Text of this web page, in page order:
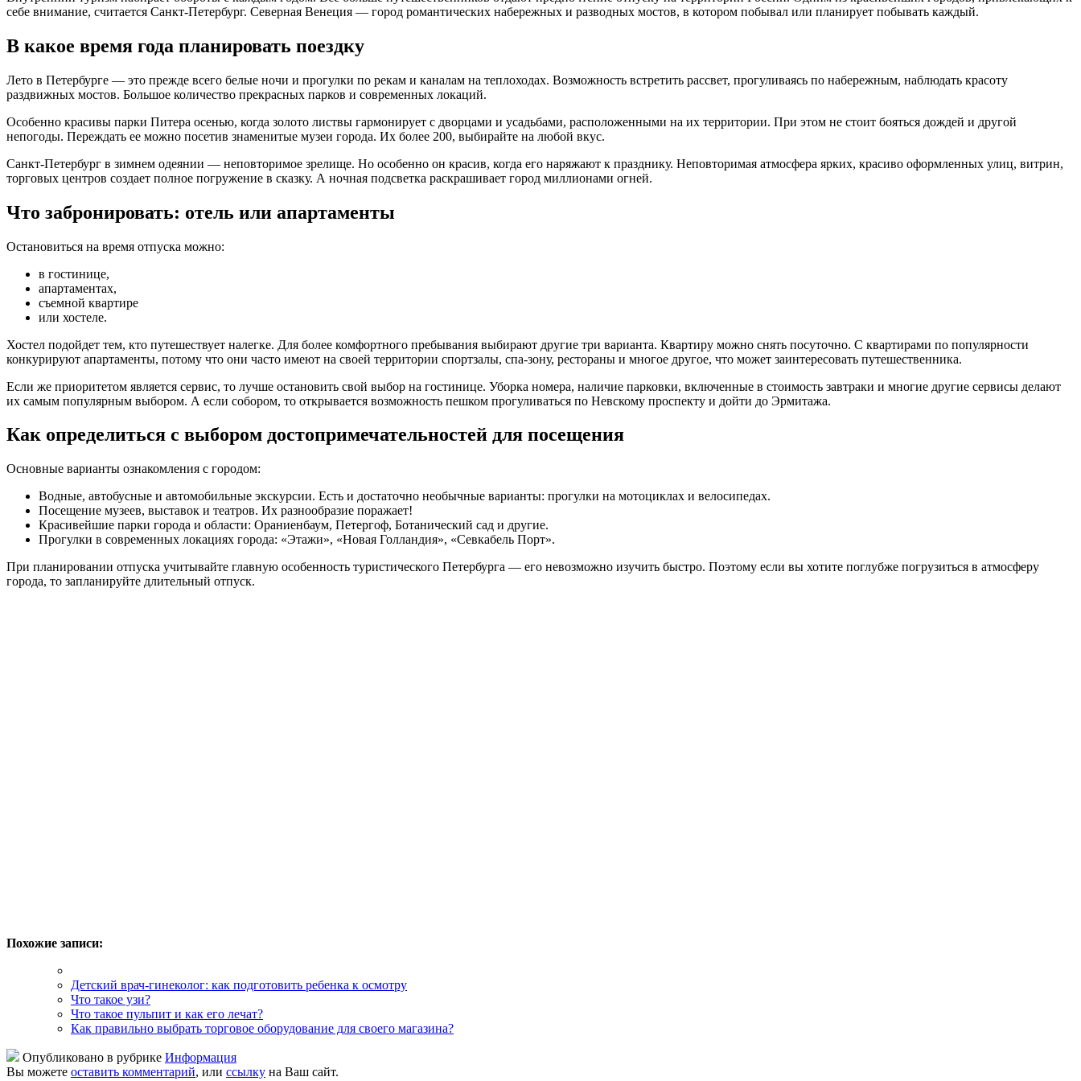
себе внимание, считается Санкт-Петербург. Северная Венеция — город романтических набережных и разводных мостов, в котором побывал или планирует побывать каждый.
В какое время года планировать поездку
Лето в Петербурге — это прежде всего белые ночи и прогулки по рекам и каналам на теплоходах. Возможность встретить рассвет, прогуливаясь по набережным, наблюдать красоту
раздвижных мостов. Большое количество прекрасных парков и современных локаций.
Особенно красивы парки Питера осенью, когда золото листвы гармонирует с дворцами и усадьбами, расположенными на их территории. При этом не стоит бояться дождей и другой
непогоды. Переждать ее можно посетив знаменитые музеи города. Их более 200, выбирайте на любой вкус.
Санкт-Петербург в зимнем одеянии — неповторимое зрелище. Но особенно он красив, когда его наряжают к празднику. Неповторимая атмосфера ярких, красиво оформленных улиц, витрин,
торговых центров создает полное погружение в сказку. А ночная подсветка раскрашивает город миллионами огней.
Что забронировать: отель или апартаменты
Остановиться на время отпуска можно:
в гостинице,
апартаментах,
съемной квартире
или хостеле.
Хостел подойдет тем, кто путешествует налегке. Для более комфортного пребывания выбирают другие три варианта. Квартиру можно снять посуточно. С квартирами по популярности
конкурируют апартаменты, потому что они часто имеют на своей территории спортзалы, спа-зону, рестораны и многое другое, что может заинтересовать путешественника.
Если же приоритетом является сервис, то лучше остановить свой выбор на гостинице. Уборка номера, наличие парковки, включенные в стоимость завтраки и многие другие сервисы делают
их самым популярным выбором. А если собором, то открывается возможность пешком прогуливаться по Невскому проспекту и дойти до Эрмитажа.
Как определиться с выбором достопримечательностей для посещения
Основные варианты ознакомления с городом:
Водные, автобусные и автомобильные экскурсии. Есть и достаточно необычные варианты: прогулки на мотоциклах и велосипедах.
Посещение музеев, выставок и театров. Их разнообразие поражает!
Красивейшие парки города и области: Ораниенбаум, Петергоф, Ботанический сад и другие.
Прогулки в современных локациях города: «Этажи», «Новая Голландия», «Севкабель Порт».
При планировании отпуска учитывайте главную особенность туристического Петербурга — его невозможно изучить быстро. Поэтому если вы хотите поглубже погрузиться в атмосферу
города, то запланируйте длительный отпуск.
Похожие записи:
Детский врач-гинеколог: как подготовить ребенка к осмотру
Что такое узи?
Что такое пульпит и как его лечат?
Как правильно выбрать торговое оборудование для своего магазина?
Опубликовано в рубрике Информация
Вы можете оставить комментарий, или ссылку на Ваш сайт.